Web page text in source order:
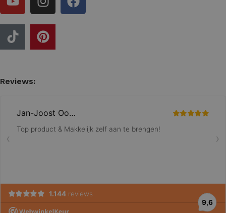
Reviews: